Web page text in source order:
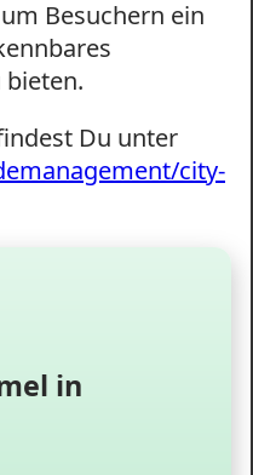
Besuchern ein
Du unter
city-
in